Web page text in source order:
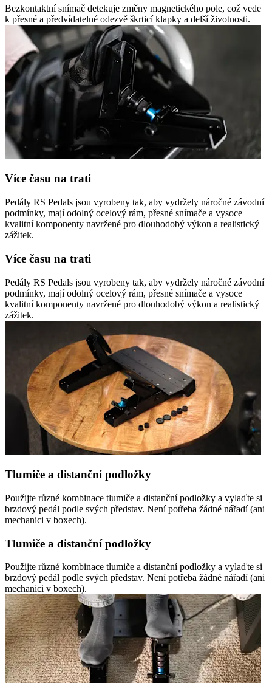
Bezkontaktní snímač detekuje změny magnetického pole, což vede
k přesné a předvídatelné odezvě škrticí klapky a delší životnosti.
Více času na trati
Pedály RS Pedals jsou vyrobeny tak, aby vydržely náročné závodní
podmínky, mají odolný ocelový rám, přesné snímače a vysoce
kvalitní komponenty navržené pro dlouhodobý výkon a realistický
zážitek.
Více času na trati
Pedály RS Pedals jsou vyrobeny tak, aby vydržely náročné závodní
podmínky, mají odolný ocelový rám, přesné snímače a vysoce
kvalitní komponenty navržené pro dlouhodobý výkon a realistický
zážitek.
Tlumiče a distanční podložky
Použijte různé kombinace tlumiče a distanční podložky a vylaďte si
brzdový pedál podle svých představ. Není potřeba žádné nářadí (ani
mechanici v boxech).
Tlumiče a distanční podložky
Použijte různé kombinace tlumiče a distanční podložky a vylaďte si
brzdový pedál podle svých představ. Není potřeba žádné nářadí (ani
mechanici v boxech).